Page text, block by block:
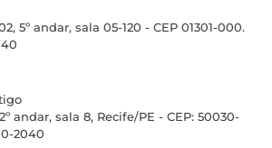
5º andar, sala 05-120 - CEP 01301-000.
andar, sala 8, Recife/PE - CEP: 50030-
2040